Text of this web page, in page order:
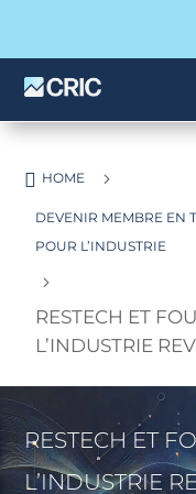
 HOME 5
DEVENIR MEMBRE EN
POUR L’INDUSTRIE
5
RESTECH ET
L’INDUSTRIE
RESTECH ET
L’INDUSTRIE